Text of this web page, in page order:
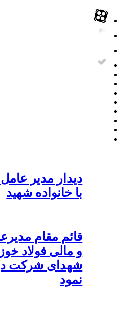
دیدار مدیر
با خانواده شهید
قائم مقام
و مالی فولاد
شهدای شرکت در
نمود